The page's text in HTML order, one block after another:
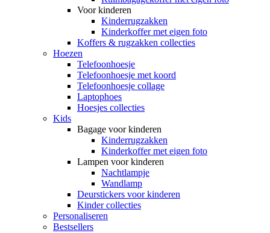
Voor kinderen
Kinderrugzakken
Kinderkoffer met eigen foto
Koffers & rugzakken collecties
Hoezen
Telefoonhoesje
Telefoonhoesje met koord
Telefoonhoesje collage
Laptophoes
Hoesjes collecties
Kids
Bagage voor kinderen
Kinderrugzakken
Kinderkoffer met eigen foto
Lampen voor kinderen
Nachtlampje
Wandlamp
Deurstickers voor kinderen
Kinder collecties
Personaliseren
Bestsellers